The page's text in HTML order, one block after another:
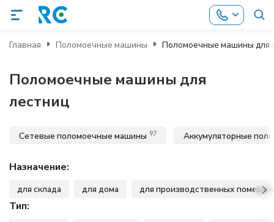
Главная Поломоечные машины Поломоечные машины для
Поломоечные машины для
лестниц
Сетевые поломоечные машины 97 Аккумуляторные
Назначение:
для склада для дома для производственных
Тип: